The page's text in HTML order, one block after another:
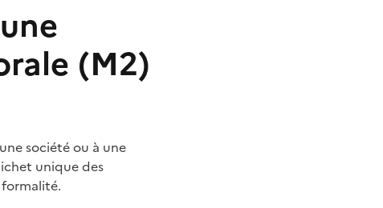
(M2)
société ou à une
unique des